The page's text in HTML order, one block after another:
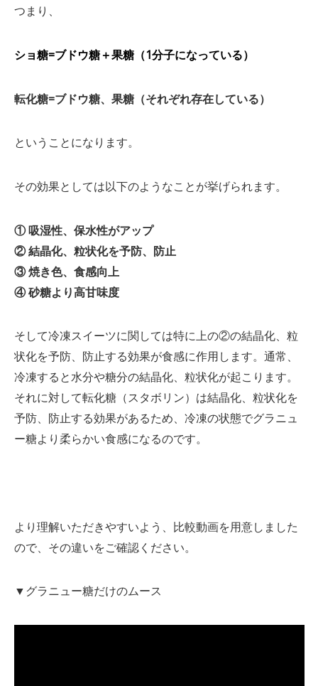
つまり、
ショ糖=ブドウ糖＋果糖（1分子になっている）
転化糖=ブドウ糖、果糖（それぞれ存在している）
ということになります。
その効果としては以下のようなことが挙げられます。
① 吸湿性、保水性がアップ
② 結晶化、粒状化を予防、防止
③ 焼き色、食感向上
④ 砂糖より高甘味度
そして冷凍スイーツに関しては特に上の②の結晶化、粒
状化を予防、防止する効果が食感に作用します。通常、
冷凍すると水分や糖分の結晶化、粒状化が起こります。
それに対して転化糖（スタボリン）は結晶化、粒状化を
予防、防止する効果があるため、冷凍の状態でグラニュ
ー糖より柔らかい食感になるのです。
より理解いただきやすいよう、比較動画を用意しました
ので、その違いをご確認ください。
▼グラニュー糖だけのムース